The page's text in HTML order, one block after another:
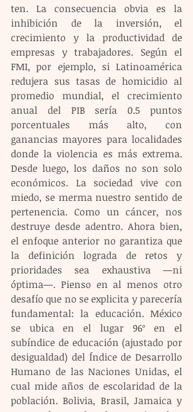
ten. La consecuencia obvia es la
inhibición de la inversión, el
crecimiento y la productividad de
empresas y trabajadores. Según el
FMI, por ejemplo, si Latinoamérica
redujera sus tasas de homicidio al
promedio mundial, el crecimiento
anual del PIB sería 0.5 puntos
porcentuales más alto, con
ganancias mayores para localidades
donde la violencia es más extrema.
Desde luego, los daños no son solo
económicos. La sociedad vive con
miedo, se merma nuestro sentido de
pertenencia. Como un cáncer, nos
destruye desde adentro. Ahora bien,
el enfoque anterior no garantiza que
la definición lograda de retos y
prioridades sea exhaustiva —ni
óptima—. Pienso en al menos otro
desafío que no se explicita y parecería
fundamental: la educación. México
se ubica en el lugar 96º en el
subíndice de educación (ajustado por
desigualdad) del Índice de Desarrollo
Humano de las Naciones Unidas, el
cual mide años de escolaridad de la
población. Bolivia, Brasil, Jamaica y